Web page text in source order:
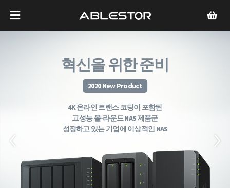
혁신을 위한 준비
2020 New Product
4K 온라인 트랜스 코딩이 포함된
고성능 올-라운드 NAS 제품군
성장하고 있는 기업에 이상적인 NAS